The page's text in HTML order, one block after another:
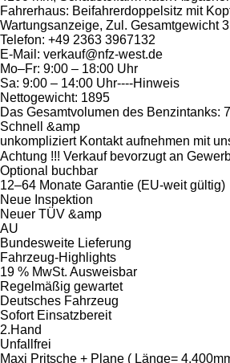
Fahrerhaus: Beifahrerdoppelsitz mit
Wartungsanzeige, Zul. Gesamtgewicht
Telefon: +49 2363 3967132
E-Mail: verkauf@nfz-west.de
Mo–Fr: 9:00 – 18:00 Uhr
Sa: 9:00 – 14:00 Uhr----Hinweis
Nettogewicht: 1895
Das Gesamtvolumen des Benzintanks:
Schnell &amp
unkompliziert Kontakt aufnehmen mit
Achtung !!! Verkauf bevorzugt an
Optional buchbar
12–64 Monate Garantie (EU-weit gültig)
Neue Inspektion
Neuer TÜV &amp
AU
Bundesweite Lieferung
Fahrzeug-Highlights
19 % MwSt. Ausweisbar
Regelmäßig gewartet
Deutsches Fahrzeug
Sofort Einsatzbereit
2.Hand
Unfallfrei
Maxi Pritsche + Plane ( Länge=